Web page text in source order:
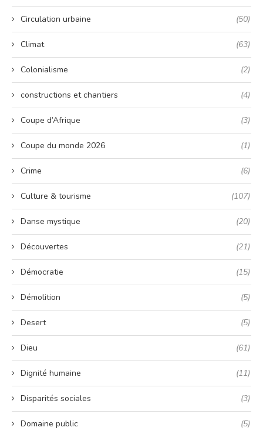
Circulation urbaine (50)
Climat (63)
Colonialisme (2)
constructions et chantiers (4)
Coupe d’Afrique (3)
Coupe du monde 2026 (1)
Crime (6)
Culture & tourisme (107)
Danse mystique (20)
Découvertes (21)
Démocratie (15)
Démolition (5)
Desert (5)
Dieu (61)
Dignité humaine (11)
Disparités sociales (3)
Domaine public (5)